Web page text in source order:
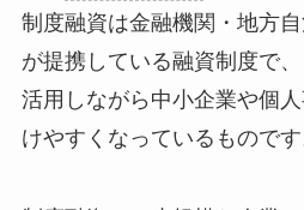
制度融資は金融機関・地方
が提携している融資制度で
活用しながら中小企業や個
けやすくなっているものです